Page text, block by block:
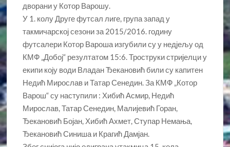
дворани у Котор Варошу.
У 1. колу Друге футсал лиге, група запад у
такмичарској сезони за 2015/2016. годину
футсалери Котор Вароша изгубили су у недјељу од
КМФ „Добој“ резултатом 15:6. Троструки стријелци у
екипи коју води Владан Ђекановић били су капитен
Недић Мирослав и Татар Сенедин. За КМФ „Котор
Варош“ су наступили : Хибић Асмир, Недић
Мирослав, Татар Сенедин, Малијевић Горан,
Ђекановић Бојан, Хибић Ахмет, Ступар Немања,
Ђекановић Синиша и Крагић Дамјан.